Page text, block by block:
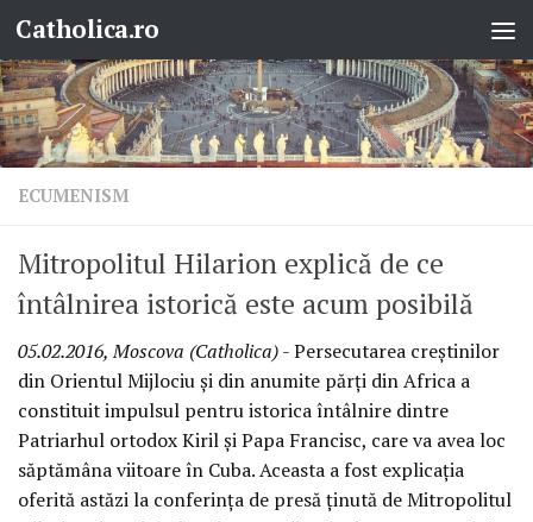
Skip to content
Catholica.ro
ECUMENISM
Mitropolitul Hilarion explică de ce
întâlnirea istorică este acum posibilă
05.02.2016, Moscova (Catholica)- Persecutarea creștinilor
din Orientul Mijlociu și din anumite părți din Africa a
constituit impulsul pentru istorica întâlnire dintre
Patriarhul ortodox Kiril și Papa Francisc, care va avea loc
săptămâna viitoare în Cuba. Aceasta a fost explicația
oferită astăzi la conferința de presă ținută de Mitropolitul